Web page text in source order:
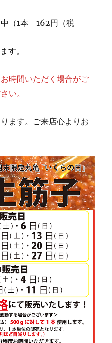
中（1本 162円（税
す。
時間いただく場合がご
い。
ます。ご来店心よりお